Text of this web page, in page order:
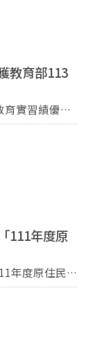
教育部113
育實習績優獎
模獎】 112
得獎
111年度原